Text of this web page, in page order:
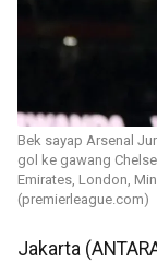
Bek sayap Arsenal
gol ke gawang
Emirates, London,
(premierleague.com)
Jakarta